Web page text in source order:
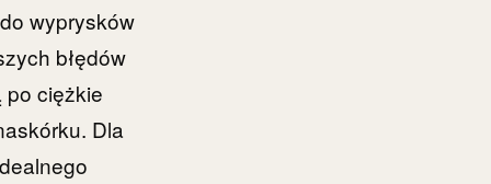
wyprysków
błędów
ciężkie
Dla